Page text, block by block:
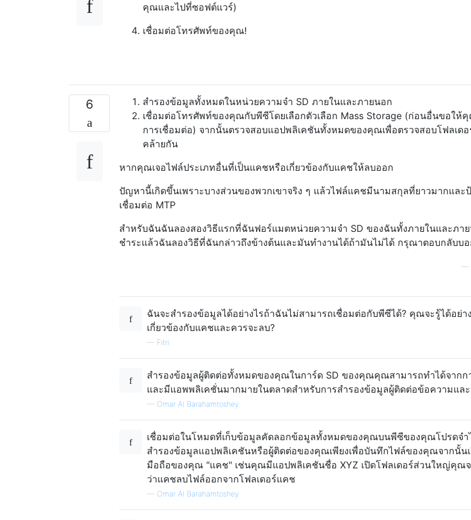
คุณและไปที่ซอฟต์แวร์)
เชื่อมต่อโทรศัพท์ของคุณ!
6
สำรองข้อมูลทั้งหมดในหน่วยความจำ SD ภายในและภายนอก
เชื่อมต่อโทรศัพท์ของคุณกับพีซีโดยเลือกตัวเลือก Mass Storage (ก่อนอื่นขอให้
การเชื่อมต่อ) จากนั้นตรวจสอบแอปพลิเคชันทั้งหมดของคุณเพื่อตรวจสอบโฟลเด
คล้ายกัน
หากคุณเจอไฟล์ประเภทอื่นที่เป็นแคชหรือเกี่ยวข้องกับแคชให้ลบออก
ปัญหานี้เกิดขึ้นเพราะบางส่วนของพวกเขาจริง ๆ แล้วไฟล์แคชมีนามสกุลที่ยาวมากและ
เชื่อมต่อ MTP
สำหรับฉันฉันลองสองวิธีแรกที่ฉันฟอร์แมตหน่วยความจำ SD ของฉันทั้งภายในและภา
ชำระแล้วฉันลองวิธีที่ฉันกล่าวถึงข้างต้นและมันทำงานได้ถ้ามันไม่ได้ กรุณาตอบกลับบอ
—
ฉันจะสำรองข้อมูลได้อย่างไรถ้าฉันไม่สามารถเชื่อมต่อกับพีซีได้? คุณจะรู้ได้อย่า
เกี่ยวข้องกับแคชและควรจะลบ?
— Fitri
สำรองข้อมูลผู้ติดต่อทั้งหมดของคุณในการ์ด SD ของคุณคุณสามารถทำได้จากก
และมีแอพพลิเคชั่นมากมายในตลาดสำหรับการสำรองข้อมูลผู้ติดต่อข้อความแล
— Omar Al Barahamtoshey
เชื่อมต่อในโหมดที่เก็บข้อมูลคัดลอกข้อมูลทั้งหมดของคุณบนพีซีของคุณโปรดจำ
สำรองข้อมูลแอปพลิเคชันหรือผู้ติดต่อของคุณเพียงเพื่อบันทึกไฟล์ของคุณจากนั้นเ
มือถือของคุณ "แคช" เช่นคุณมีแอปพลิเคชันชื่อ XYZ เปิดโฟลเดอร์ส่วนใหญ่คุณ
ว่าแคชลบไฟล์ออกจากโฟลเดอร์แคช
— Omar Al Barahamtoshey